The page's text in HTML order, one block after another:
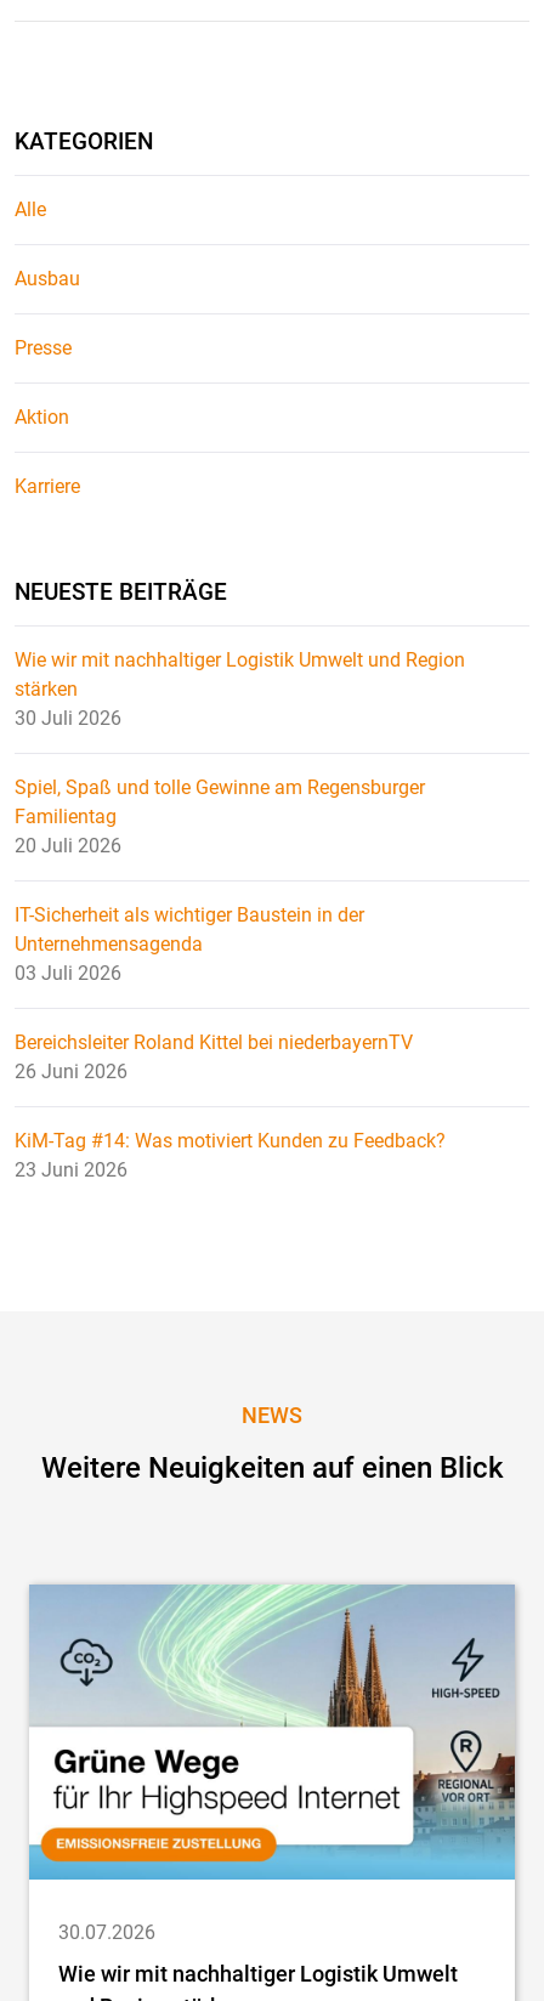
KATEGORIEN
Alle
Ausbau
Presse
Aktion
Karriere
NEUESTE BEITRÄGE
Wie wir mit nachhaltiger Logistik Umwelt und Region
stärken
30 Juli 2026
Spiel, Spaß und tolle Gewinne am Regensburger
Familientag
20 Juli 2026
IT-Sicherheit als wichtiger Baustein in der
Unternehmensagenda
03 Juli 2026
Bereichsleiter Roland Kittel bei niederbayernTV
26 Juni 2026
KiM-Tag #14: Was motiviert Kunden zu Feedback?
23 Juni 2026
NEWS
Weitere Neuigkeiten auf einen Blick
30.07.2026
Wie wir mit nachhaltiger Logistik Umwelt